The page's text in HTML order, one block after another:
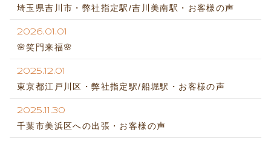
埼玉県吉川市・弊社指定駅/吉川美南駅・お客様の声
2026.01.01
🌸笑門来福🌸
2025.12.01
東京都江戸川区・弊社指定駅/船堀駅・お客様の声
2025.11.30
千葉市美浜区への出張・お客様の声